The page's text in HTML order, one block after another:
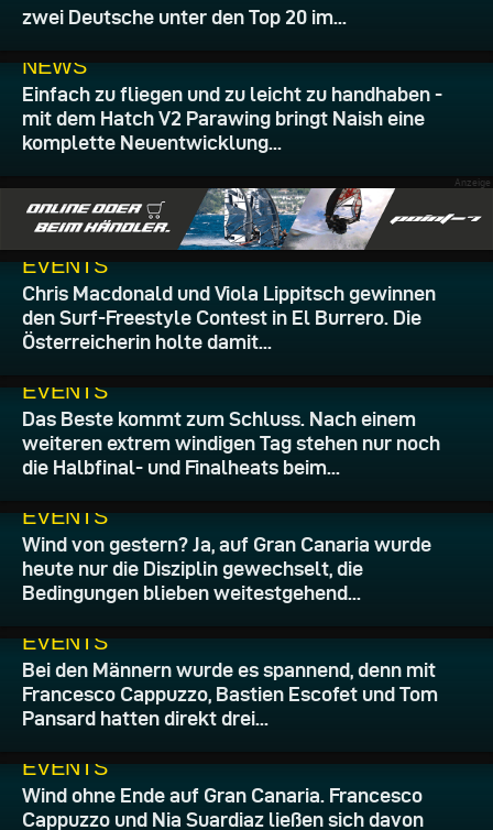
zwei Deutsche unter den Top 20 im...
NEWS
Einfach zu fliegen und zu leicht zu handhaben -
mit dem Hatch V2 Parawing bringt Naish eine
komplette Neuentwicklung...
EVENTS
Chris Macdonald und Viola Lippitsch gewinnen
den Surf-Freestyle Contest in El Burrero. Die
Österreicherin holte damit...
EVENTS
Das Beste kommt zum Schluss. Nach einem
weiteren extrem windigen Tag stehen nur noch
die Halbfinal- und Finalheats beim...
EVENTS
Wind von gestern? Ja, auf Gran Canaria wurde
heute nur die Disziplin gewechselt, die
Bedingungen blieben weitestgehend...
EVENTS
Bei den Männern wurde es spannend, denn mit
Francesco Cappuzzo, Bastien Escofet und Tom
Pansard hatten direkt drei...
EVENTS
Wind ohne Ende auf Gran Canaria. Francesco
Cappuzzo und Nia Suardiaz ließen sich davon